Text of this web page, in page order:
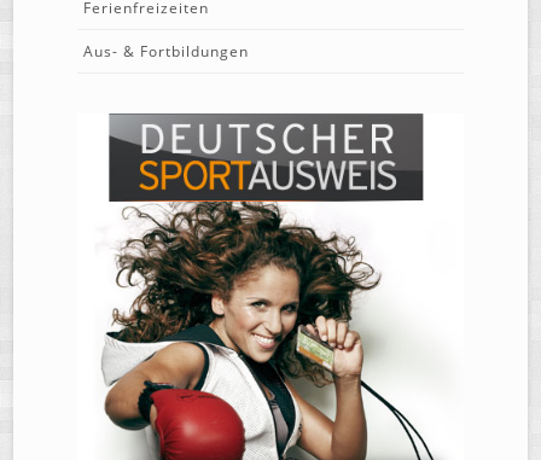
Ferienfreizeiten
Aus- & Fortbildungen